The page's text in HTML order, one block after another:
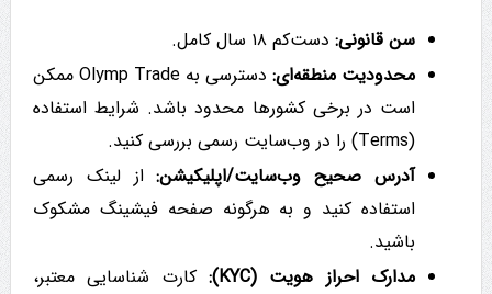
سن قانونی:دست‌کم ۱۸ سال کامل.
محدودیت منطقه‌ای:
دسترسی به Olymp Trade ممکن
است در برخی کشورها محدود باشد. شرایط استفاده
(Terms) را در وب‌سایت رسمی بررسی کنید.
آدرس صحیح وب‌سایت/اپلیکیشن:از لینک رسمی
استفاده کنید و به هرگونه صفحه فیشینگ مشکوک
باشید.
مدارک احراز هویت (KYC):
کارت شناسایی معتبر،